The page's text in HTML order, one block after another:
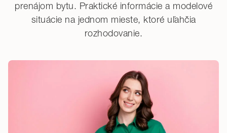
prenájom bytu. Praktické informácie a modelové
situácie na jednom mieste, ktoré uľahčia
rozhodovanie.